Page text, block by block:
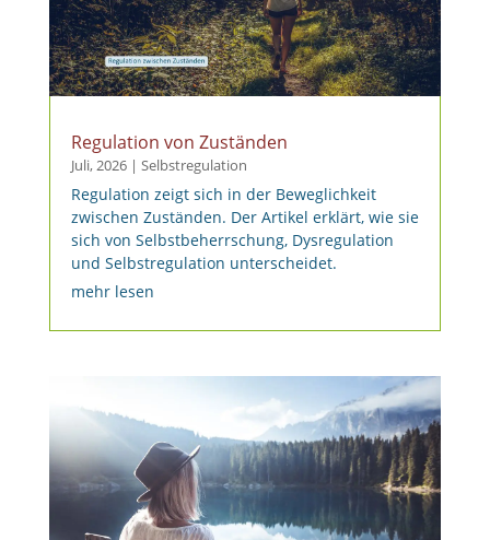
Regulation von Zuständen
Juli, 2026| Selbstregulation
Regulation zeigt sich in der Beweglichkeit
zwischen Zuständen. Der Artikel erklärt, wie sie
sich von Selbstbeherrschung, Dysregulation
und Selbstregulation unterscheidet.
mehr lesen